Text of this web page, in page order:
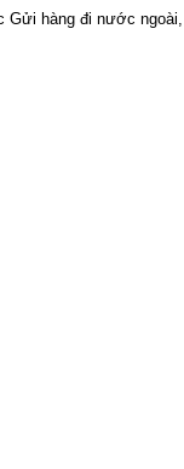
Gửi hàng đi nước